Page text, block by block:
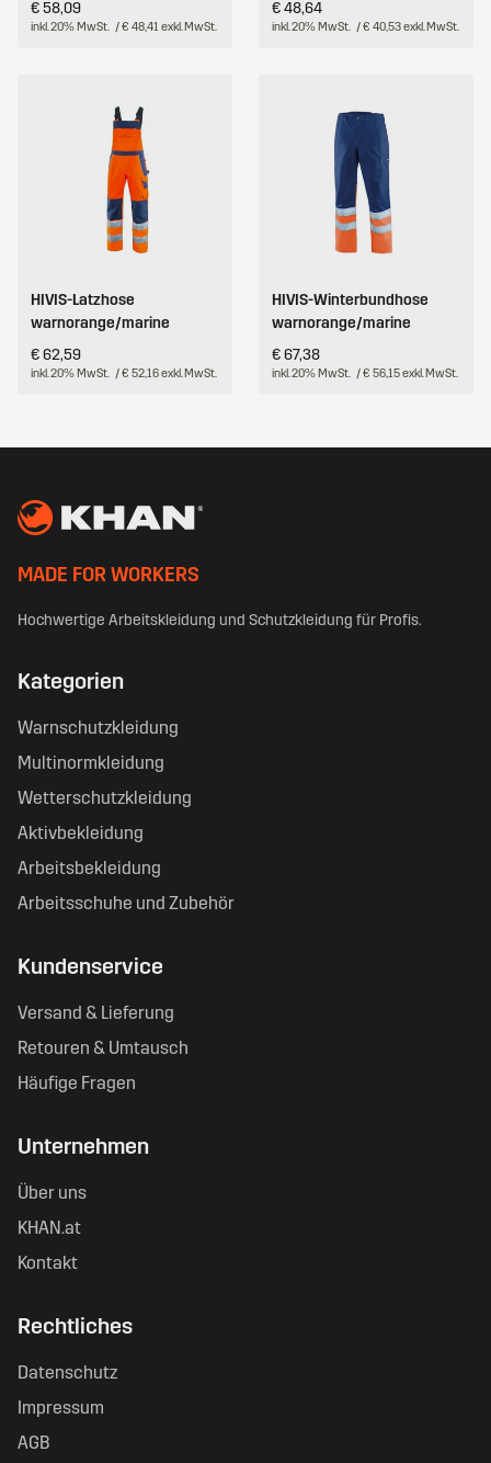
€ 58,09
inkl. 20% MwSt. / € 48,41 exkl. MwSt.
€ 48,64
inkl. 20% MwSt. / € 40,53 exkl. MwSt.
HIVIS-Latzhose
warnorange/marine
€ 62,59
inkl. 20% MwSt. / € 52,16 exkl. MwSt.
HIVIS-Winterbundhose
warnorange/marine
€ 67,38
inkl. 20% MwSt. / € 56,15 exkl. MwSt.
MADE FOR WORKERS
Hochwertige Arbeitskleidung und Schutzkleidung für Profis.
Kategorien
Warnschutzkleidung
Multinormkleidung
Wetterschutzkleidung
Aktivbekleidung
Arbeitsbekleidung
Arbeitsschuhe und Zubehör
Kundenservice
Versand & Lieferung
Retouren & Umtausch
Häufige Fragen
Unternehmen
Über uns
KHAN.at
Kontakt
Rechtliches
Datenschutz
Impressum
AGB